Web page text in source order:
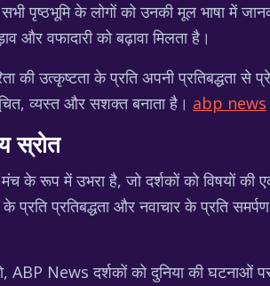
पृष्ठभूमि के लोगों को उनकी मूल भाषा में
और वफादारी को बढ़ावा मिलता है।
उत्कृष्टता के प्रति अपनी प्रतिबद्धता से
व्यस्त और सशक्त बनाता है। abp news
स्रोत
के रूप में उभरा है, जो दर्शकों को विषयों की
प्रति प्रतिबद्धता और नवाचार के प्रति
ABP News दर्शकों को दुनिया की